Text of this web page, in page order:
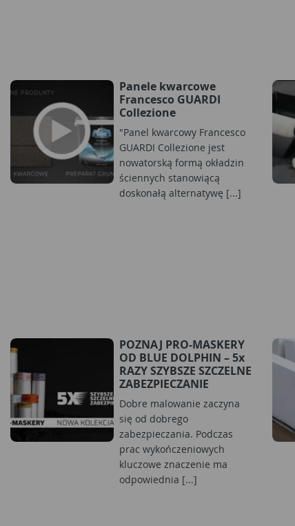
Panele kwarcowe
Francesco GUARDI
Collezione
"Panel kwarcowy Francesco
GUARDI Collezione jest
nowatorską formą okładzin
ściennych stanowiącą
doskonałą alternatywę [...]
POZNAJ PRO-MASKERY
OD BLUE DOLPHIN – 5x
RAZY SZYBSZE SZCZELNE
ZABEZPIECZANIE
Dobre malowanie zaczyna
się od dobrego
zabezpieczania. Podczas
prac wykończeniowych
kluczowe znaczenie ma
odpowiednia [...]